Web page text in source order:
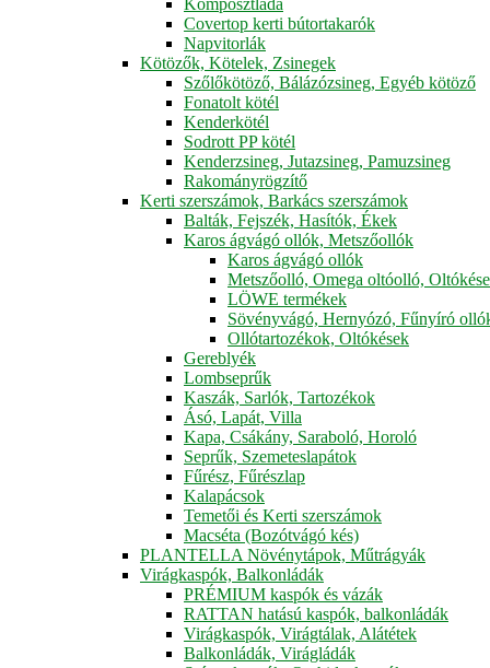
Covertop kerti bútortakarók
Napvitorlák
Kötözők, Kötelek, Zsinegek
Szőlőkötöző, Bálázózsineg, Egyéb kötöző
Fonatolt kötél
Kenderkötél
Sodrott PP kötél
Kenderzsineg, Jutazsineg, Pamuzsineg
Rakományrögzítő
Kerti szerszámok, Barkács szerszámok
Balták, Fejszék, Hasítók, Ékek
Karos ágvágó ollók, Metszőollók
Karos ágvágó ollók
Metszőolló, Omega oltóolló,
LÖWE termékek
Sövényvágó, Hernyózó, Fűnyíró
Ollótartozékok, Oltókések
Gereblyék
Lombseprűk
Kaszák, Sarlók, Tartozékok
Ásó, Lapát, Villa
Kapa, Csákány, Saraboló, Horoló
Seprűk, Szemeteslapátok
Fűrész, Fűrészlap
Kalapácsok
Temetői és Kerti szerszámok
Macséta (Bozótvágó kés)
PLANTELLA Növénytápok, Műtrágyák
Virágkaspók, Balkonládák
PRÉMIUM kaspók és vázák
RATTAN hatású kaspók, balkonládák
Virágkaspók, Virágtálak, Alátétek
Balkonládák, Virágládák